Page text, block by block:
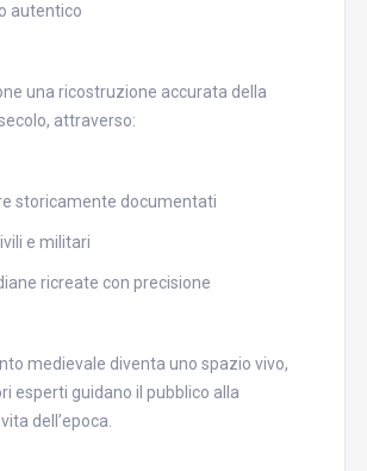
autentico
una ricostruzione accurata della
secolo, attraverso:
storicamente documentati
e militari
ricreate con precisione
medievale diventa uno spazio vivo,
esperti guidano il pubblico alla
dell’epoca.